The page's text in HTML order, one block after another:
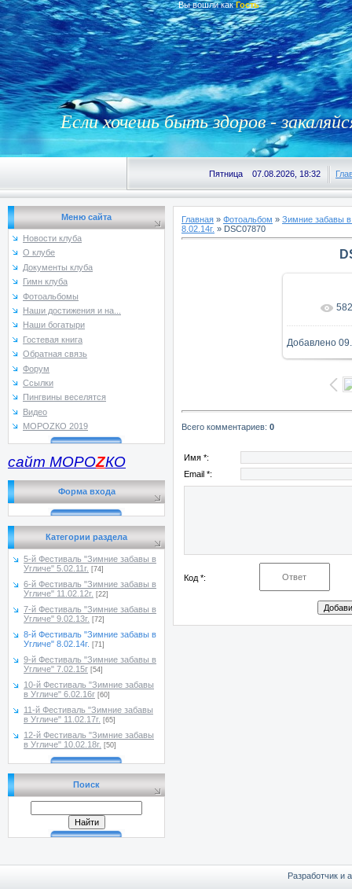
Вы вошли как Гость
Если хочешь быть здоров -
Пятница 07.08.2026, 18:32
Меню сайта
Новости клуба
О клубе
Документы клуба
Гимн клуба
Фотоальбомы
Наши достижения и на...
Наши богатыри
Гостевая книга
Обратная связь
Форум
Ссылки
Пингвины веселятся
Видео
МОРОZКО 2019
сайт МОРОZКО
Форма входа
Категории раздела
5-й Фестиваль "Зимние забавы в
Угличе" 5.02.11г. [74]
6-й Фестиваль "Зимние забавы в
Угличе" 11.02.12г. [22]
7-й Фестиваль "Зимние забавы в
Угличе" 9.02.13г. [72]
8-й Фестиваль "Зимние забавы в
Угличе" 8.02.14г. [71]
9-й Фестиваль "Зимние забавы в
Угличе" 7.02.15г [54]
10-й Фестиваль "Зимние забавы
в Угличе" 6.02.16г [60]
11-й Фестиваль "Зимние забавы
в Угличе" 11.02.17г. [65]
12-й Фестиваль "Зимние забавы
в Угличе" 10.02.18г. [50]
Поиск
Главная » Фотоальбом » Зимние забавы в
8.02.14г. » DSC07870
В 582
Добавлено
Всего комментариев: 0
Имя *:
Email *:
Код *:
Разработчик и